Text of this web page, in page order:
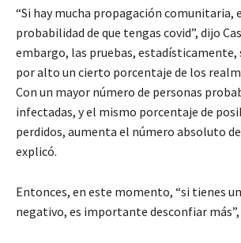
“Si hay mucha propagación comunitaria,
probabilidad de que tengas covid”, dijo
embargo, las pruebas, estadísticamente,
por alto un cierto porcentaje de los
Con un mayor número de personas
infectadas, y el mismo porcentaje de
perdidos, aumenta el número absoluto
explicó.
Entonces, en este momento, “si tienes
negativo, es importante desconfiar más”,